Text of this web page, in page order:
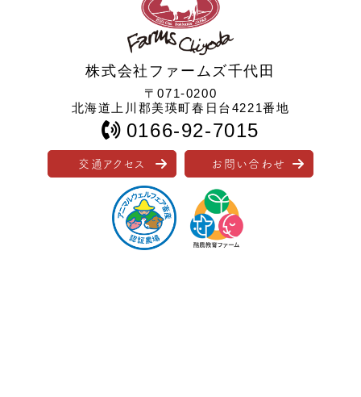
株式会社ファームズ千代田
〒071-0200
北海道上川郡美瑛町春日台4221番地
0166-92-7015
交通アクセス お問い合わせ